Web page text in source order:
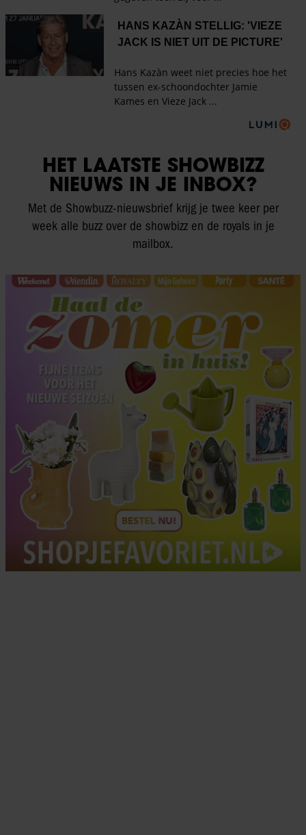
HET LAATSTE SHOWBIZZ
NIEUWS IN JE INBOX?
Met de Showbuzz-nieuwsbrief krijg je twee keer per
week alle buzz over de showbizz en de royals in je
mailbox.